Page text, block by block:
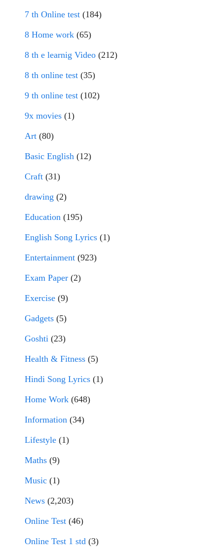
7 th Online test (184)
8 Home work (65)
8 th e learnig Video (212)
8 th online test (35)
9 th online test (102)
9x movies (1)
Art (80)
Basic English (12)
Craft (31)
drawing (2)
Education (195)
English Song Lyrics (1)
Entertainment (923)
Exam Paper (2)
Exercise (9)
Gadgets (5)
Goshti (23)
Health & Fitness (5)
Hindi Song Lyrics (1)
Home Work (648)
Information (34)
Lifestyle (1)
Maths (9)
Music (1)
News (2,203)
Online Test (46)
Online Test 1 std (3)